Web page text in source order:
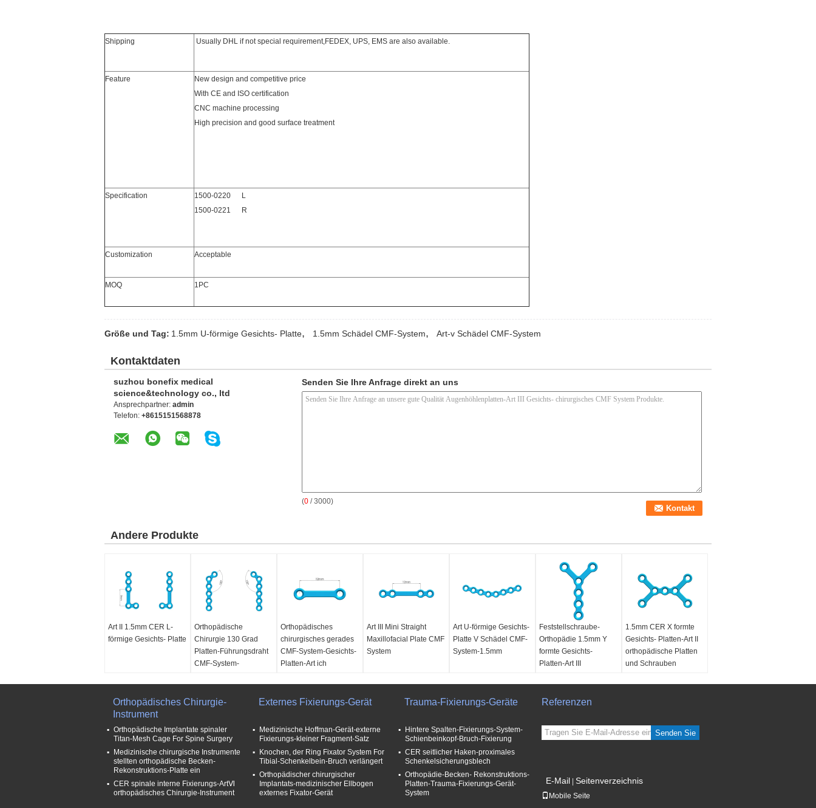
Shipping Usually DHL if not special requirement,FEDEX, UPS, EMS are also available.
Feature
New design and competitive price
With CE and ISO certification
CNC machine processing
High precision and good surface treatment
Specification
1500-0220 L
1500-0221 R
Customization Acceptable
MOQ 1PC
Größe und Tag: 1.5mm U-förmige Gesichts- Platte, 1.5mm Schädel CMF-System, Art-v Schädel CMF-System
Kontaktdaten
suzhou bonefix medical
science&technology co., ltd
Ansprechpartner: admin
Telefon: +8615151568878
Senden Sie Ihre Anfrage direkt an uns
(0 / 3000)
Andere Produkte
Art II 1.5mm CER L-
förmige Gesichts- Platte
Orthopädische
Chirurgie 130 Grad
Platten-Führungsdraht
CMF-System-
Orthopädisches
chirurgisches gerades
CMF-System-Gesichts-
Platten-Art ich
Art III Mini Straight
Maxillofacial Plate CMF
System
Art U-förmige Gesichts-
Platte V Schädel CMF-
System-1.5mm
Feststellschraube-
Orthopädie 1.5mm Y
formte Gesichts-
Platten-Art III
1.5mm CER X formte
Gesichts- Platten-Art II
orthopädische Platten
und Schrauben
Orthopädisches Chirurgie-
Instrument
Orthopädische Implantate spinaler
Titan-Mesh Cage For Spine Surgery
Medizinische chirurgische Instrumente
stellten orthopädische Becken-
Rekonstruktions-Platte ein
CER spinale interne Fixierungs-ArtⅥ
orthopädisches Chirurgie-Instrument
Externes Fixierungs-Gerät
Medizinische Hoffman-Gerät-externe
Fixierungs-kleiner Fragment-Satz
Knochen, der Ring Fixator System For
Tibial-Schenkelbein-Bruch verlängert
Orthopädischer chirurgischer
Implantats-medizinischer Ellbogen
externes Fixator-Gerät
Trauma-Fixierungs-Geräte
Hintere Spalten-Fixierungs-System-
Schienbeinkopf-Bruch-Fixierung
CER seitlicher Haken-proximales
Schenkelsicherungsblech
Orthopädie-Becken- Rekonstruktions-
Platten-Trauma-Fixierungs-Gerät-
System
Referenzen
Senden Sie
E-Mail Seitenverzeichnis
Mobile Seite